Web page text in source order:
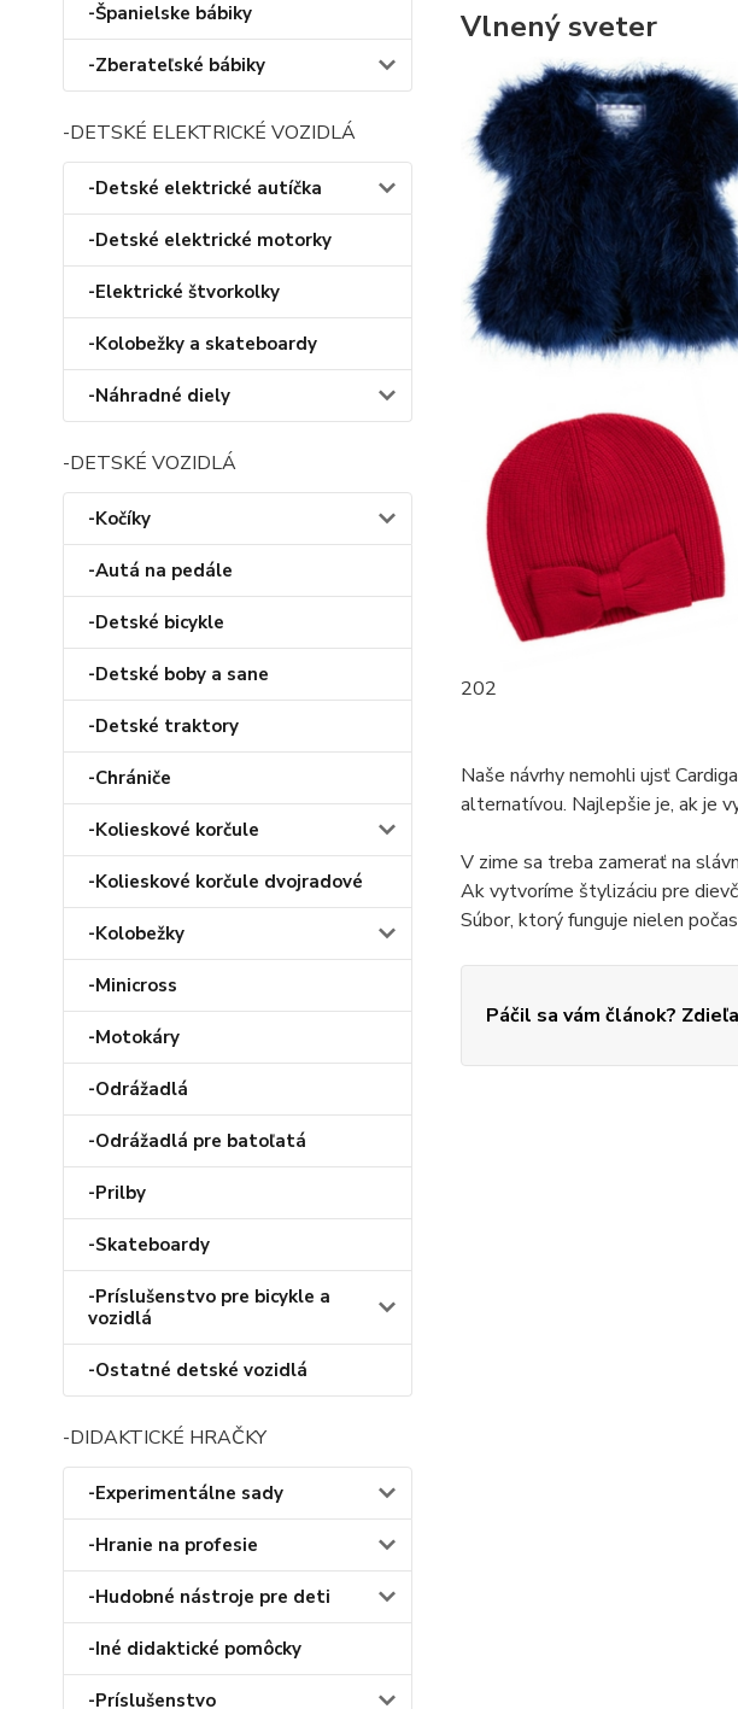
-Španielske bábiky
-Zberateľské bábiky
-DETSKÉ ELEKTRICKÉ VOZIDLÁ
-Detské elektrické autíčka
-Detské elektrické motorky
-Elektrické štvorkolky
-Kolobežky a skateboardy
-Náhradné diely
-DETSKÉ VOZIDLÁ
-Kočíky
-Autá na pedále
-Detské bicykle
-Detské boby a sane
-Detské traktory
-Chrániče
-Kolieskové korčule
-Kolieskové korčule dvojradové
-Kolobežky
-Minicross
-Motokáry
-Odrážadlá
-Odrážadlá pre batoľatá
-Prilby
-Skateboardy
-Príslušenstvo pre bicykle a
vozidlá
-Ostatné detské vozidlá
-DIDAKTICKÉ HRAČKY
-Experimentálne sady
-Hranie na profesie
-Hudobné nástroje pre deti
-Iné didaktické pomôcky
-Príslušenstvo
Vlnený sveter
202
Naše návrhy nemohli ujsť
alternatívou. Najlepšie je, ak je
V zime sa treba zamerať na
Ak vytvoríme štylizáciu pre
Súbor, ktorý funguje nielen
Páčil sa vám článok?